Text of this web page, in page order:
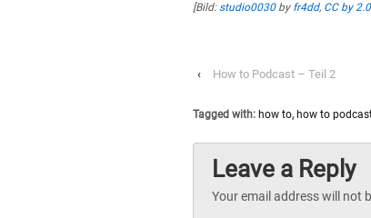
[Bild: studio0030by fr4dd, CC by 2.0
‹ How to Podcast – Teil 2
Tagged with: how to, how to
Leave a Reply
Your email address will not